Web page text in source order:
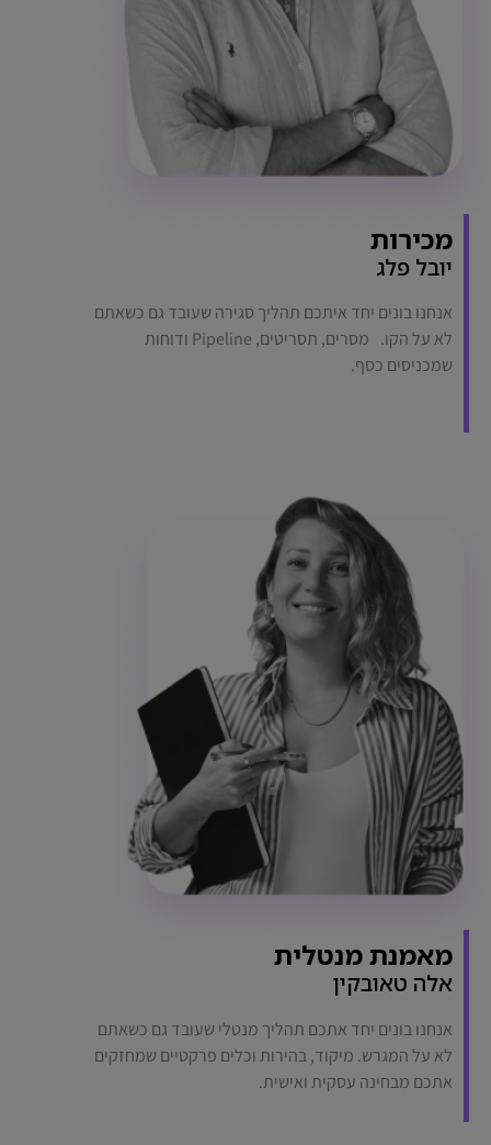
מכירות
יובל פלג
אנחנו בונים יחד איתכם תהליך סגירה שעובד גם כשאתם
לא על הקו. מסרים, תסריטים, Pipeline ודוחות
שמכניסים כסף.
מאמנת מנטלית
אלה טאובקין
אנחנו בונים יחד אתכם תהליך מנטלי שעובד גם כשאתם
לא על המגרש. מיקוד, בהירות וכלים פרקטיים שמחזקים
אתכם מבחינה עסקית ואישית.